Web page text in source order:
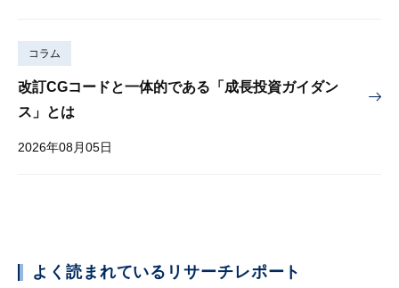
コラム
改訂CGコードと一体的である「成長投資ガイダン
ス」とは
2026年08月05日
よく読まれているリサーチレポート